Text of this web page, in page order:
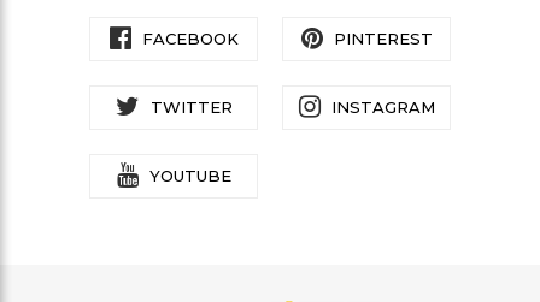
FACEBOOK PINTEREST
TWITTER INSTAGRAM
YOUTUBE